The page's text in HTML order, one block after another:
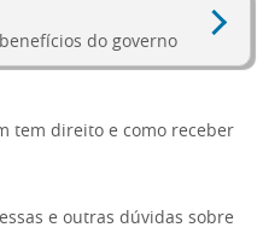
do governo
tem direito e como receber
e outras dúvidas sobre